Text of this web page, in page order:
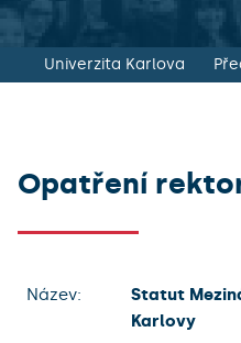
Univerzita Karlova
Opatření
Název:
Statut
Karlovy